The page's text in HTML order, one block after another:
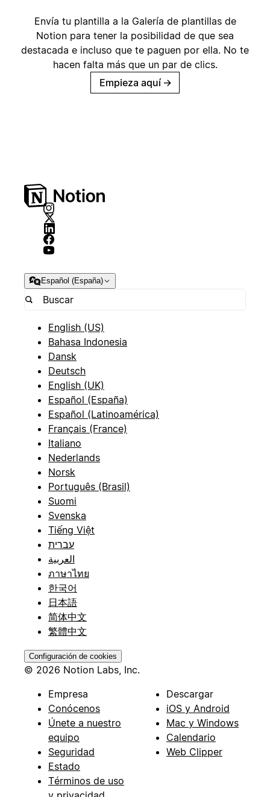
Envía tu plantilla a la Galería de plantillas de
Notion para tener la posibilidad de que sea
destacada e incluso que te paguen por ella. No te
hacen falta más que un par de clics.
Empieza aquí →
Español (España)
English (US)
Bahasa Indonesia
Dansk
Deutsch
English (UK)
Español (España)
Español (Latinoamérica)
Français (France)
Italiano
Nederlands
Norsk
Português (Brasil)
Suomi
Svenska
Tiếng Việt
עברית
العربية
ภาษาไทย
한국어
日本語
简体中文
繁體中文
Configuración de cookies
© 2026 Notion Labs, Inc.
Empresa
Conócenos
Únete a nuestro
equipo
Seguridad
Estado
Términos de uso
Descargar
iOS y Android
Mac y Windows
Calendario
Web Clipper